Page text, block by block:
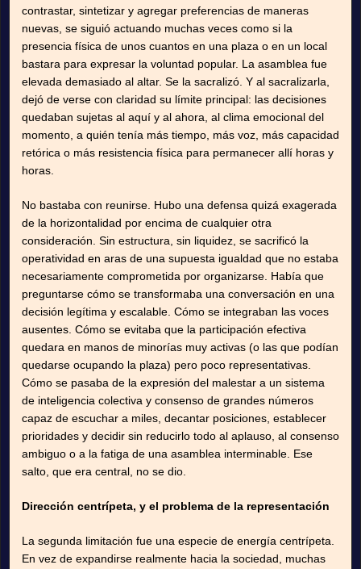
contrastar, sintetizar y agregar preferencias de maneras
nuevas, se siguió actuando muchas veces como si la
presencia física de unos cuantos en una plaza o en un local
bastara para expresar la voluntad popular. La asamblea fue
elevada demasiado al altar. Se la sacralizó. Y al sacralizarla,
dejó de verse con claridad su límite principal: las decisiones
quedaban sujetas al aquí y al ahora, al clima emocional del
momento, a quién tenía más tiempo, más voz, más capacidad
retórica o más resistencia física para permanecer allí horas y
horas.
No bastaba con reunirse. Hubo una defensa quizá exagerada
de la horizontalidad por encima de cualquier otra
consideración. Sin estructura, sin liquidez, se sacrificó la
operatividad en aras de una supuesta igualdad que no estaba
necesariamente comprometida por organizarse. Había que
preguntarse cómo se transformaba una conversación en una
decisión legítima y escalable. Cómo se integraban las voces
ausentes. Cómo se evitaba que la participación efectiva
quedara en manos de minorías muy activas (o las que podían
quedarse ocupando la plaza) pero poco representativas.
Cómo se pasaba de la expresión del malestar a un sistema
de inteligencia colectiva y consenso de grandes números
capaz de escuchar a miles, decantar posiciones, establecer
prioridades y decidir sin reducirlo todo al aplauso, al consenso
ambiguo o a la fatiga de una asamblea interminable. Ese
salto, que era central, no se dio.
Dirección centrípeta, y el problema de la representación
La segunda limitación fue una especie de energía centrípeta.
En vez de expandirse realmente hacia la sociedad, muchas